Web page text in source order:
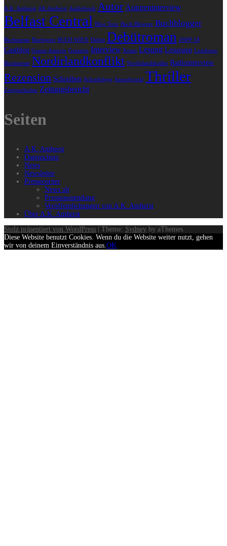
A.K. Amherst AK Amherst Audiobook Autor Autoreninterview
Belfast Central Blog Tour Buch Blogger Buchblogger
Buchmesse Buchpreis BUCH WIEN Debüt Debütroman DSPP 18
Gastblog Grazer Autorin Grazerin Interview Krimi Lesung Lesungen Londoner
Buchmesse Nordirlandkonflikt Nordirlandthriller Radiointerview
Rezension Schreiben Schreibtipps Soundportal Thriller
Zeitgeschichte Zeitungsbericht
Seiten
A.K. Amherst
Datenschutz
News
Newsletter
Pressecorner
News alt
Presseaussendung
Veröffentlichungen von A.K. Amherst
Über A.K. Amherst
Stolz präsentiert von WordPress
Theme: Sydney by aThemes.
Diese Website benutzt Cookies. Wenn du die Website weiter nutzt, gehen
wir von deinem Einverständnis aus. OK